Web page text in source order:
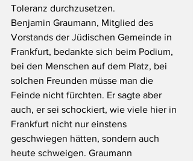
Toleranz durchzusetzen.
Benjamin Graumann, Mitglied des
Vorstands der Jüdischen Gemeinde in
Frankfurt, bedankte sich beim Podium,
bei den Menschen auf dem Platz, bei
solchen Freunden müsse man die
Feinde nicht fürchten. Er sagte aber
auch, er sei schockiert, wie viele hier in
Frankfurt nicht nur einstens
geschwiegen hätten, sondern auch
heute schweigen. Graumann